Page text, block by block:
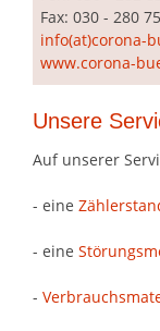
Fax: 030 - 280
info(at)corona-
www.corona-
Unsere
Auf unserer
- eine
- eine
-